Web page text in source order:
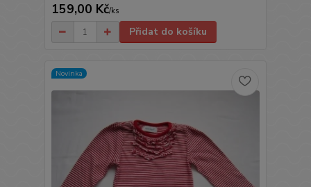
159,00 Kč/ks
Přidat do košíku
Novinka